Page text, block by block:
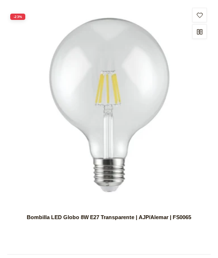
-23%
Bombilla LED Globo 8W E27 Transparente | AJP/Alemar | FS0065